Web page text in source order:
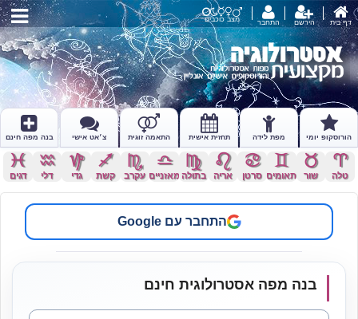
דף בית הירשם התחבר מצב כוכבים
הורוסקופ יומי מפת לידה תחזית אישית התאמה זוגית צ׳אט אישי בנה מפה חינם
a
טלה
s
שור
d
תאומים
f
סרטן
g
אריה
h
בתולה
j
מאזניים
k
עקרב
l
קשת
z
גדי
x
דלי
c
דגים
התחבר עם Google
בנה מפה אסטרולוגית חינם
תאריך לידה